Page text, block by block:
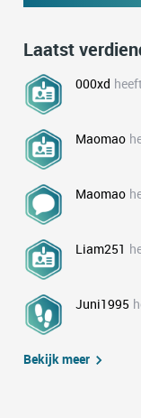
Laatst
000xd
Maomao
Maomao
Liam251
Juni1995
Bekijk meer